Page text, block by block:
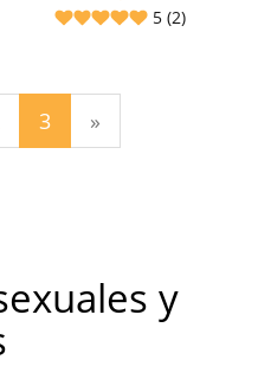
5 (2)
3(current)
»
y